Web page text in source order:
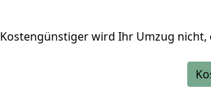
Kostengünstiger wird Ihr Umzug nicht,